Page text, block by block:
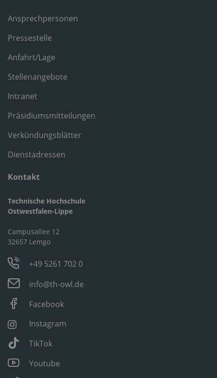
Ansprechpersonen
Pressestelle
Anfahrt/Lage
Stellenangebote
Intranet
Präsidiumsmitteilungen
Verkündungsblätter
Dienstadressen
Kontakt
Technische Hochschule
Ostwestfalen-Lippe
Campusallee 12
32657 Lemgo
+49 5261 702 0
info@th-owl.de
Facebook
Instagram
TikTok
Youtube